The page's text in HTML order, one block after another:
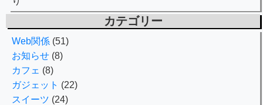
カテゴリー
Web関係 (51)
お知らせ (8)
カフェ (8)
ガジェット (22)
スイーツ (24)